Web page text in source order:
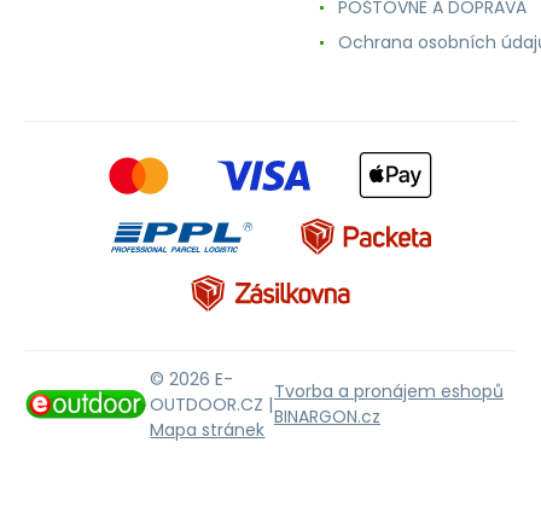
POŠTOVNÉ A DOPRAVA
Ochrana osobních
© 2026 E-
OUTDOOR.CZ |
Mapa stránek
Tvorba a pronájem eshopů
BINARGON.cz